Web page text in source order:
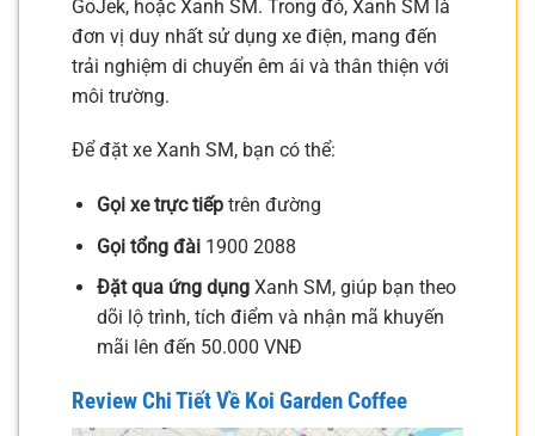
GoJek, hoặc Xanh SM. Trong đó, Xanh SM là
đơn vị duy nhất sử dụng xe điện, mang đến
trải nghiệm di chuyển êm ái và thân thiện với
môi trường.
Để đặt xe Xanh SM, bạn có thể:
Gọi xe trực tiếptrên đường
Gọi tổng đài1900 2088
Đặt qua ứng dụngXanh SM, giúp bạn theo
dõi lộ trình, tích điểm và nhận mã khuyến
mãi lên đến 50.000 VNĐ
Review Chi Tiết Về Koi Garden Coffee